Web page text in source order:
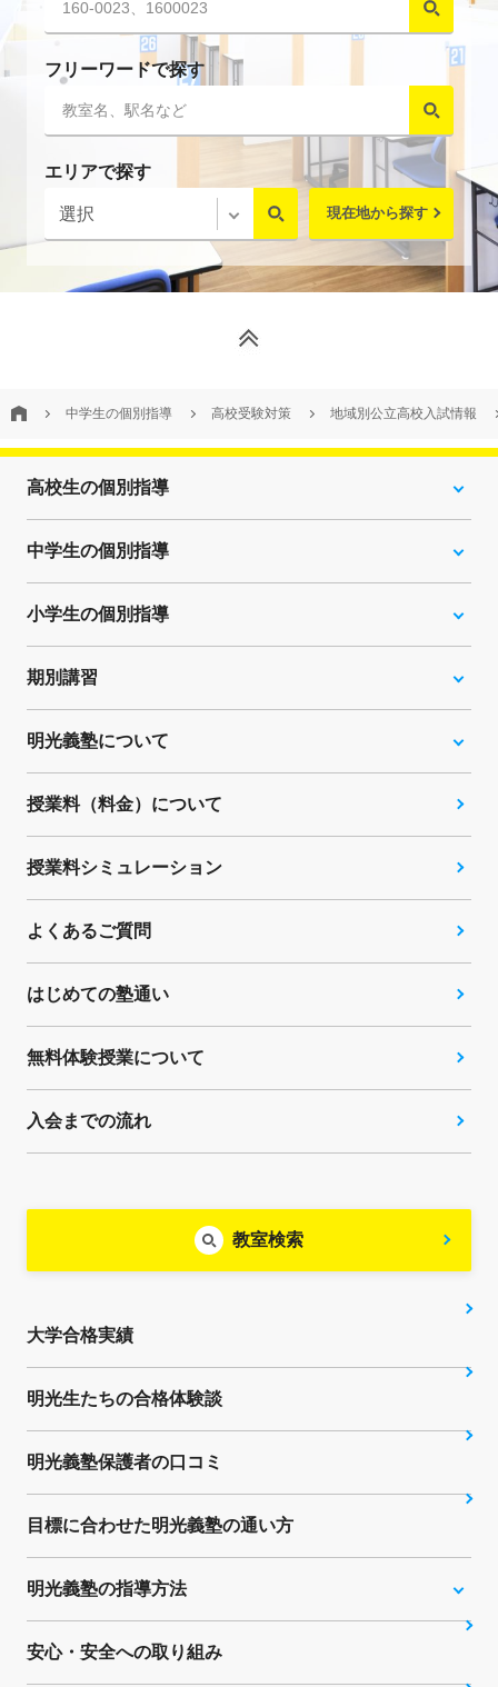
フリーワードで探す
エリアで探す
現在地から探す
中学生の個別指導 高校受験対策 地域別公立高校入試情報
高校生の個別指導
中学生の個別指導
小学生の個別指導
期別講習
明光義塾について
授業料（料金）について
授業料シミュレーション
よくあるご質問
はじめての塾通い
無料体験授業について
入会までの流れ
教室検索
大学合格実績
明光生たちの合格体験談
明光義塾保護者の口コミ
目標に合わせた明光義塾の通い方
明光義塾の指導方法
安心・安全への取り組み